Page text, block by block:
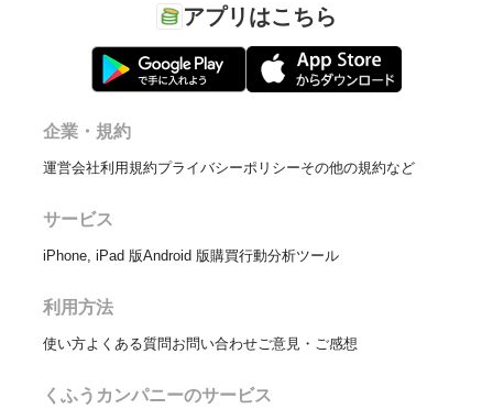
アプリはこちら
企業・規約
運営会社利用規約プライバシーポリシーその他の規約など
サービス
iPhone, iPad 版Android 版購買行動分析ツール
利用方法
使い方よくある質問お問い合わせご意見・ご感想
くふうカンパニーのサービス